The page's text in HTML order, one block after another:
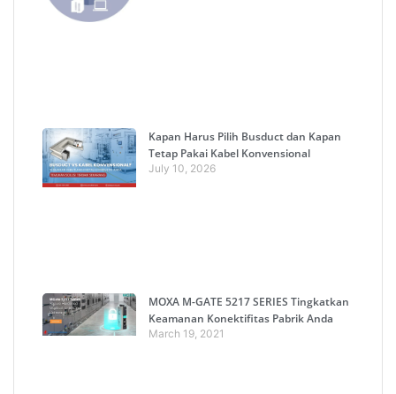
Kapan Harus Pilih Busduct dan Kapan
Tetap Pakai Kabel Konvensional
July 10, 2026
MOXA M-GATE 5217 SERIES Tingkatkan
Keamanan Konektifitas Pabrik Anda
March 19, 2021